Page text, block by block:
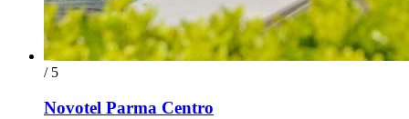
/ 5
Novotel Parma Centro